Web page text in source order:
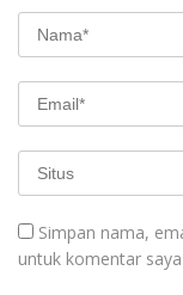
Simpan nama,
untuk komentar